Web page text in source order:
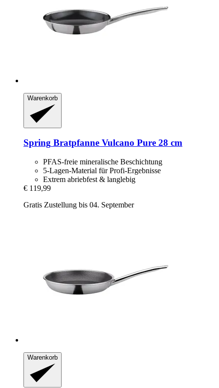
Warenkorb
Spring Bratpfanne Vulcano Pure 28 cm
PFAS-freie mineralische Beschichtung
5-Lagen-Material für Profi-Ergebnisse
Extrem abriebfest & langlebig
€ 119,99
Gratis Zustellung bis 04. September
Warenkorb